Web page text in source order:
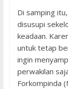
Di samping
disusupi
keadaan.
untuk tetap
ingin
perwakilan
Forkompinda